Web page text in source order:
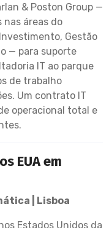
& Poston Group —
nas áreas do
Gestão
— para suporte
IT ao parque
de trabalho
Um contrato IT
operacional total e
EUA em
| Lisboa
Estados Unidos da